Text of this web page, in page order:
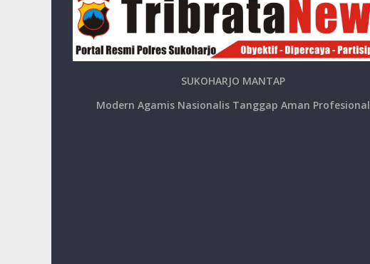
SUKOHARJO MANTAP
Modern Agamis Nasionalis Tanggap Aman Profesional